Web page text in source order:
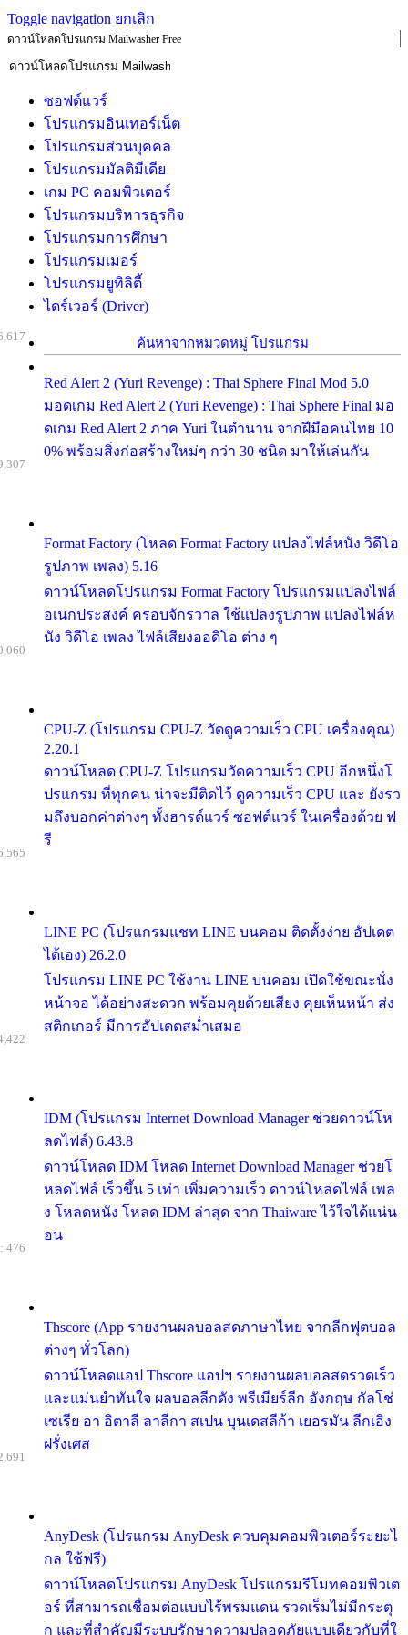
Toggle navigation ยกเลิก
ดาวน์โหลดโปรแกรม Mailwasher Free
ซอฟต์แวร์
โปรแกรมอินเทอร์เน็ต
โปรแกรมส่วนบุคคล
โปรแกรมมัลติมีเดีย
เกม PC คอมพิวเตอร์
โปรแกรมบริหารธุรกิจ
โปรแกรมการศึกษา
โปรแกรมเมอร์
โปรแกรมยูทิลิตี้
ไดร์เวอร์ (Driver)
ค้นหาจากหมวดหมู่ โปรแกรม
Red Alert 2 (Yuri Revenge) : Thai Sphere Final Mod 5.0
มอดเกม Red Alert 2 (Yuri Revenge) : Thai Sphere Final มอ
ดเกม Red Alert 2 ภาค Yuri ในตำนาน จากฝีมือคนไทย 10
0% พร้อมสิ่งก่อสร้างใหม่ๆ กว่า 30 ชนิด มาให้เล่นกัน
Format Factory (โหลด Format Factory แปลงไฟล์หนัง วิดีโอ
รูปภาพ เพลง) 5.16
ดาวน์โหลดโปรแกรม Format Factory โปรแกรมแปลงไฟล์
อเนกประสงค์ ครอบจักรวาล ใช้แปลงรูปภาพ แปลงไฟล์ห
นัง วิดีโอ เพลง ไฟล์เสียงออดิโอ ต่าง ๆ
CPU-Z (โปรแกรม CPU-Z วัดดูความเร็ว CPU เครื่องคุณ)
2.20.1
ดาวน์โหลด CPU-Z โปรแกรมวัดความเร็ว CPU อีกหนึ่งโ
ปรแกรม ที่ทุกคน น่าจะมีติดไว้ ดูความเร็ว CPU และ ยังรว
มถึงบอกค่าต่างๆ ทั้งฮารด์แวร์ ซอฟต์แวร์ ในเครื่องด้วย ฟ
รี
LINE PC (โปรแกรมแชท LINE บนคอม ติดตั้งง่าย อัปเดต
ได้เอง) 26.2.0
โปรแกรม LINE PC ใช้งาน LINE บนคอม เปิดใช้ขณะนั่ง
หน้าจอ ได้อย่างสะดวก พร้อมคุยด้วยเสียง คุยเห็นหน้า ส่ง
สติกเกอร์ มีการอัปเดตสม่ำเสมอ
IDM (โปรแกรม Internet Download Manager ช่วยดาวน์โห
ลดไฟล์) 6.43.8
ดาวน์โหลด IDM โหลด Internet Download Manager ช่วยโ
หลดไฟล์ เร็วขึ้น 5 เท่า เพิ่มความเร็ว ดาวน์โหลดไฟล์ เพล
ง โหลดหนัง โหลด IDM ล่าสุด จาก Thaiware ไว้ใจได้แน่น
อน
Thscore (App รายงานผลบอลสดภาษาไทย จากลีกฟุตบอล
ต่างๆ ทั่วโลก)
ดาวน์โหลดแอป Thscore แอปฯ รายงานผลบอลสดรวดเร็ว
และแม่นยำทันใจ ผลบอลลีกดัง พรีเมียร์ลีก อังกฤษ กัลโช่
เซเรีย อา อิตาลี ลาลีกา สเปน บุนเดสลีก้า เยอรมัน ลีกเอิง
ฝรั่งเศส
476
AnyDesk (โปรแกรม AnyDesk ควบคุมคอมพิวเตอร์ระยะไ
กล ใช้ฟรี)
ดาวน์โหลดโปรแกรม AnyDesk โปรแกรมรีโมทคอมพิวเต
อร์ ที่สามารถเชื่อมต่อแบบไร้พรมแดน รวดเร็มไม่มีกระตุ
ก และที่สำคัญมีระบบรักษาความปลอดภัยแบบเดียวกับที่ใ